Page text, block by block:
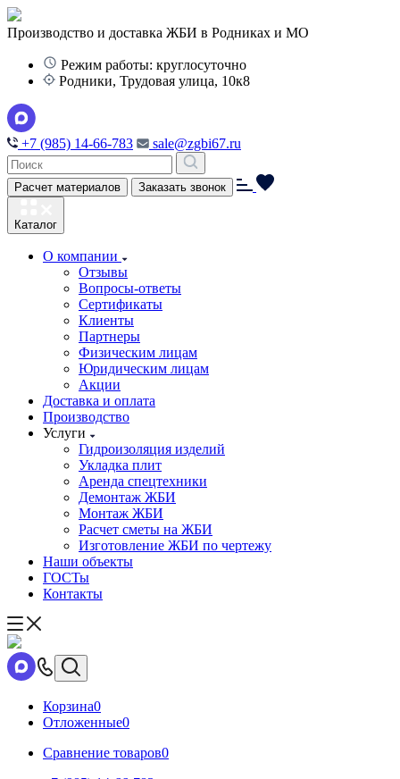
Производство и доставка ЖБИ в Родниках и МО
Режим работы: круглосуточно
Родники, Трудовая улица, 10к8
+7 (985) 14-66-783 sale@zgbi67.ru
Расчет материалов Заказать звонок
Каталог
О компании
Отзывы
Вопросы-ответы
Сертификаты
Клиенты
Партнеры
Физическим лицам
Юридическим лицам
Акции
Доставка и оплата
Производство
Услуги
Гидроизоляция изделий
Укладка плит
Аренда спецтехники
Демонтаж ЖБИ
Монтаж ЖБИ
Расчет сметы на ЖБИ
Изготовление ЖБИ по чертежу
Наши объекты
ГОСТы
Контакты
Корзина0
Отложенные0
Сравнение товаров0